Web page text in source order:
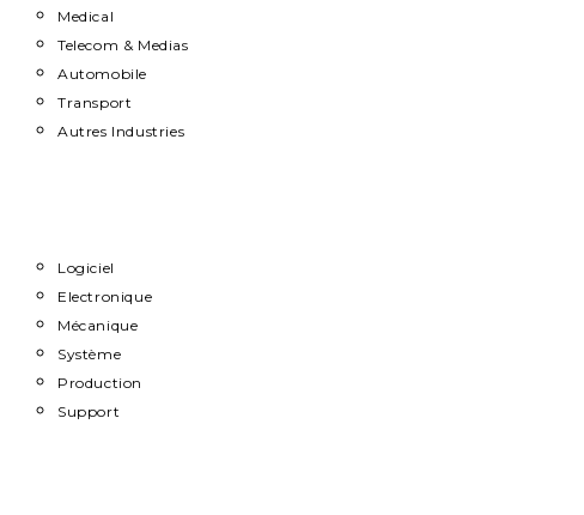
Medical
Telecom & Medias
Automobile
Transport
Autres Industries
Logiciel
Electronique
Mécanique
Système
Production
Support